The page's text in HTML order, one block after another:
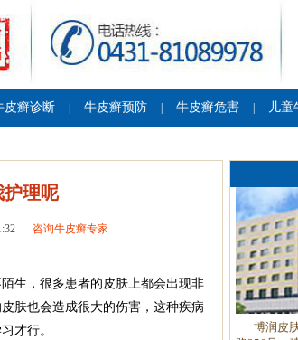
皮癣诊断 牛皮癣预防 牛皮癣危害 儿童
护理呢
咨询牛皮癣专家
生，很多患者的皮肤上都会出现非
肤也会造成很大的伤害，这种疾病
才行。
博润皮